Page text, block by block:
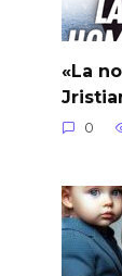
«La
0